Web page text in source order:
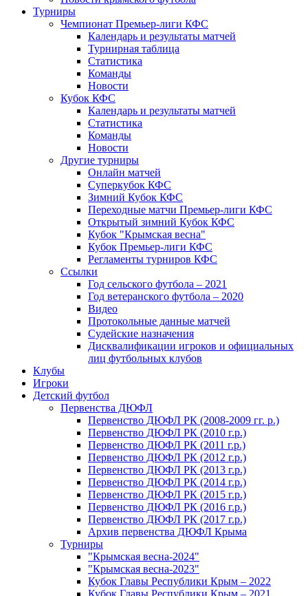
Турниры
Чемпионат Премьер-лиги КФС
Календарь и результаты матчей
Турнирная таблица
Статистика
Команды
Новости
Кубок КФС
Календарь и результаты матчей
Статистика
Команды
Новости
Другие турниры
Онлайн матчей
Суперкубок КФС
Зимний Кубок КФС
Переходные матчи Премьер-лиги КФС
Открытый зимний Кубок КФС
Кубок "Крымская весна"
Кубок Премьер-лиги КФС
Регламенты турниров КФС
Ссылки
Год сельского футбола – 2021
Год ветеранского футбола – 2020
Видео
Протокольные данные матчей
Судейские назначения
Дисквалификации игроков и официальных
лиц футбольных клубов
Клубы
Игроки
Детский футбол
Первенства ДЮФЛ
Первенство ДЮФЛ РК (2008-2009 гг. р.)
Первенство ДЮФЛ РК (2010 г.р.)
Первенство ДЮФЛ РК (2011 г.р.)
Первенство ДЮФЛ РК (2012 г.р.)
Первенство ДЮФЛ РК (2013 г.р.)
Первенство ДЮФЛ РК (2014 г.р.)
Первенство ДЮФЛ РК (2015 г.р.)
Первенство ДЮФЛ РК (2016 г.р.)
Первенство ДЮФЛ РК (2017 г.р.)
Архив первенства ДЮФЛ Крыма
Турниры
"Крымская весна-2024"
"Крымская весна-2023"
Кубок Главы Республики Крым – 2022
Кубок Главы Республики Крым – 2021